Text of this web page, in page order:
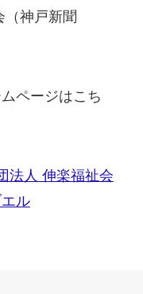
（神戸新聞
ページはこち
法人 伸楽福祉会
ル